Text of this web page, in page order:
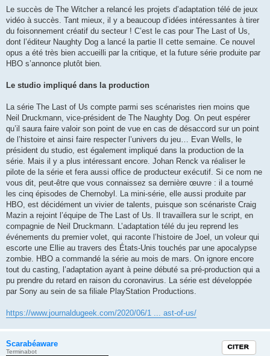
Le succès de The Witcher a relancé les projets d’adaptation télé de jeux
vidéo à succès. Tant mieux, il y a beaucoup d’idées intéressantes à tirer
du foisonnement créatif du secteur ! C’est le cas pour The Last of Us,
dont l’éditeur Naughty Dog a lancé la partie II cette semaine. Ce nouvel
opus a été très bien accueilli par la critique, et la future série produite par
HBO s’annonce plutôt bien.
Le studio impliqué dans la production
La série The Last of Us compte parmi ses scénaristes rien moins que
Neil Druckmann, vice-président de The Naughty Dog. On peut espérer
qu’il saura faire valoir son point de vue en cas de désaccord sur un point
de l’histoire et ainsi faire respecter l’univers du jeu… Evan Wells, le
président du studio, est également impliqué dans la production de la
série. Mais il y a plus intéressant encore. Johan Renck va réaliser le
pilote de la série et fera aussi office de producteur exécutif. Si ce nom ne
vous dit, peut-être que vous connaissez sa dernière œuvre : il a tourné
les cinq épisodes de Chernobyl. La mini-série, elle aussi produite par
HBO, est décidément un vivier de talents, puisque son scénariste Craig
Mazin a rejoint l’équipe de The Last of Us. Il travaillera sur le script, en
compagnie de Neil Druckmann. L’adaptation télé du jeu reprend les
événements du premier volet, qui raconte l’histoire de Joel, un voleur qui
escorte une Ellie au travers des États-Unis touchés par une apocalypse
zombie. HBO a commandé la série au mois de mars. On ignore encore
tout du casting, l’adaptation ayant à peine débuté sa pré-production qui a
pu prendre du retard en raison du coronavirus. La série est développée
par Sony au sein de sa filiale PlayStation Productions.
https://www.journaldugeek.com/2020/06/1 ... ast-of-us/
Scarabéaware
Terminabot
Citation